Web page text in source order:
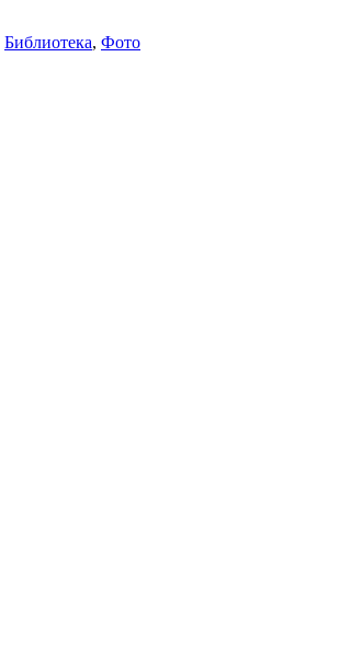
Библиотека, Фото